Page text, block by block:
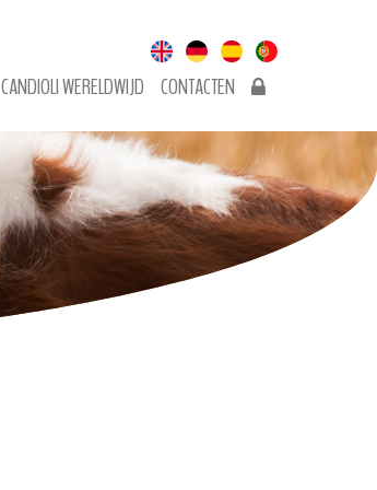
CANDIOLI WERELDWIJD CONTACTEN